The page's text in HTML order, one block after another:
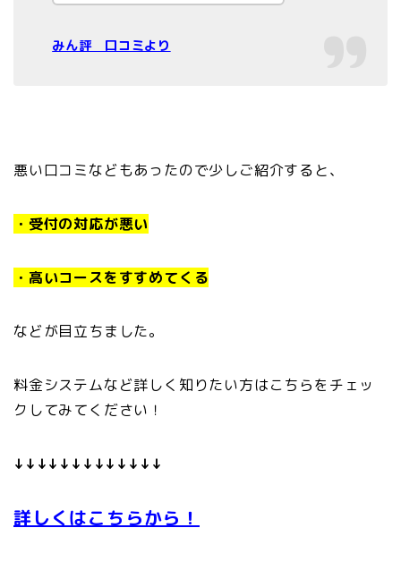
みん評 口コミより
悪い口コミなどもあったので少しご紹介すると、
・受付の対応が悪い
・高いコースをすすめてくる
などが目立ちました。
料金システムなど詳しく知りたい方はこちらをチェッ
クしてみてください！
↓↓↓↓↓↓↓↓↓↓↓↓↓
詳しくはこちらから！